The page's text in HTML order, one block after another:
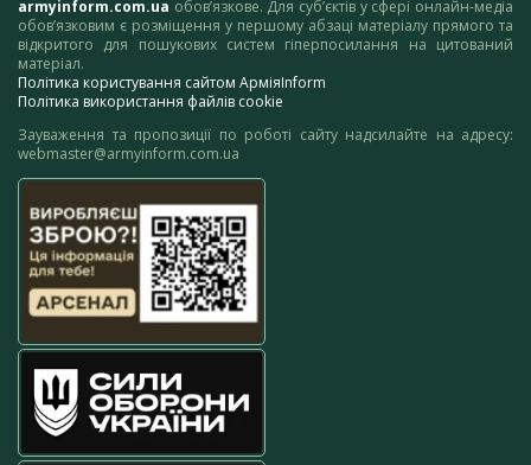
armyinform.com.ua обов’язкове. Для суб’єктів у сфері онлайн-медіа
обов’язковим є розміщення у першому абзаці матеріалу прямого та
відкритого для пошукових систем гіперпосилання на цитований
матеріал.
Політика користування сайтом АрміяInform
Політика використання файлів cookie
Зауваження та пропозиції по роботі сайту надсилайте на адресу:
webmaster@armyinform.com.ua